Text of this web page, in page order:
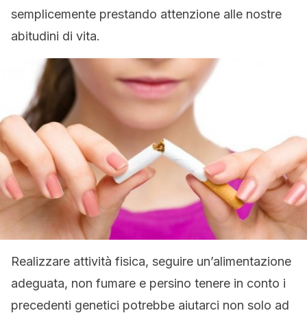
semplicemente prestando attenzione alle nostre
abitudini di vita.
Realizzare attività fisica, seguire un’alimentazione
adeguata, non fumare e persino tenere in conto i
precedenti genetici potrebbe aiutarci non solo ad